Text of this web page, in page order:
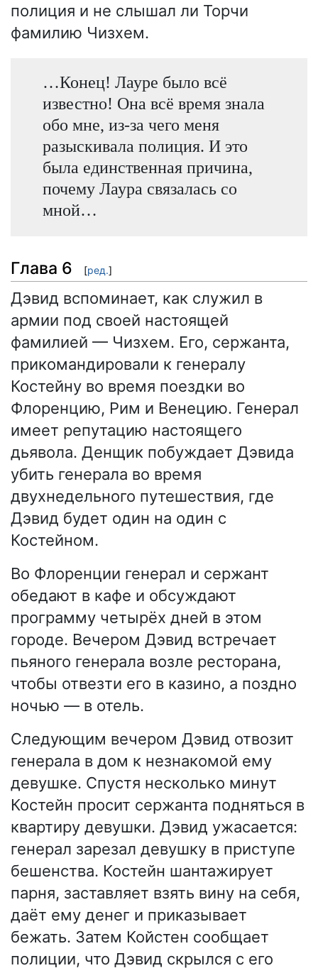
полиция и не слышал ли Торчи
фамилию Чизхем.
…Конец! Лауре было всё
известно! Она всё время знала
обо мне, из-за чего меня
разыскивала полиция. И это
была единственная причина,
почему Лаура связалась со
мной…
Глава 6 [ред.]
Дэвид вспоминает, как служил в
армии под своей настоящей
фамилией — Чизхем. Его, сержанта,
прикомандировали к генералу
Костейну во время поездки во
Флоренцию, Рим и Венецию. Генерал
имеет репутацию настоящего
дьявола. Денщик побуждает Дэвида
убить генерала во время
двухнедельного путешествия, где
Дэвид будет один на один с
Костейном.
Во Флоренции генерал и сержант
обедают в кафе и обсуждают
программу четырёх дней в этом
городе. Вечером Дэвид встречает
пьяного генерала возле ресторана,
чтобы отвезти его в казино, а поздно
ночью — в отель.
Следующим вечером Дэвид отвозит
генерала в дом к незнакомой ему
девушке. Спустя несколько минут
Костейн просит сержанта подняться в
квартиру девушки. Дэвид ужасается:
генерал зарезал девушку в приступе
бешенства. Костейн шантажирует
парня, заставляет взять вину на себя,
даёт ему денег и приказывает
бежать. Затем Койстен сообщает
полиции, что Дэвид скрылся с его